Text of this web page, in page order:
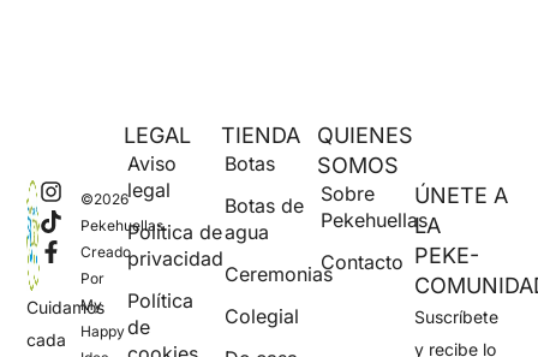
Cuidamos
cada
©2026
Pekehuellas.
Creado
Por
My
Happy
QUIENES
SOMOS
Sobre
Pekehuellas
Contacto
TIENDA
Botas
Botas de
agua
Ceremonias
Colegial
LEGAL
Aviso
legal
Política de
privacidad
Política
de
ÚNETE A
LA
PEKE-
Suscríbete
y recibe lo